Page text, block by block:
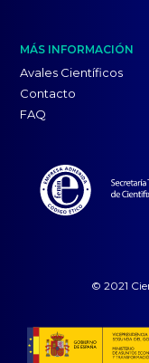
MÁS INFORMACIÓN
Avales Científicos
Contacto
FAQ
© 2021